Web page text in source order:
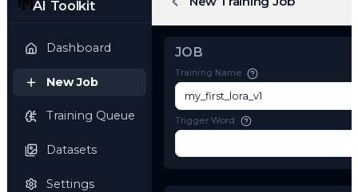
AI Toolkit
JOB
Training Name